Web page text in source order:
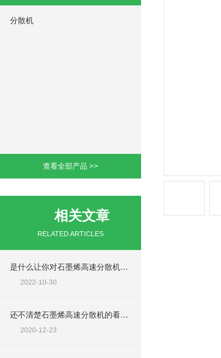
分散机
查看全部产品 >>
相关文章
RELATED ARTICLES
是什么让你对石墨烯高速分散机如此看好的
2022-10-30
还不清楚石墨烯高速分散机的看这里！
2020-12-23